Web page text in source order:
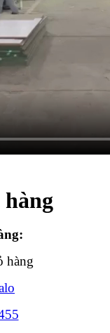
hàng